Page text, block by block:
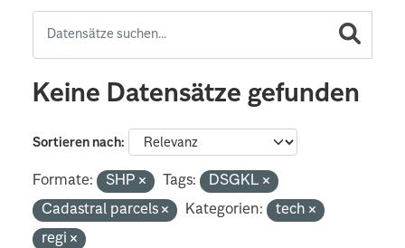
Keine Datensätze gefunden
Sortieren nach
Formate: SHP Tags:
DSGKL
Cadastral parcels
Kategorien:
tech
regi